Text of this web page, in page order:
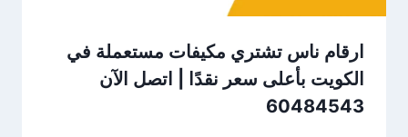
ارقام ناس تشتري مكيفات مستعملة في
الكويت بأعلى سعر نقدًا | اتصل الآن
60484543